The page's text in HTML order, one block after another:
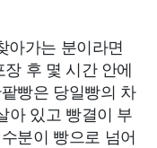
아가는 분이라면
후 몇 시간 안에
빵은 당일빵의 차
아 있고 빵결이 부
분이 빵으로 넘어